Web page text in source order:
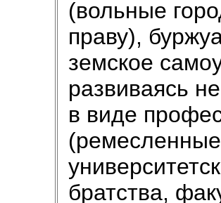
(вольные
праву),
земское
развиваясь
в виде
братства,